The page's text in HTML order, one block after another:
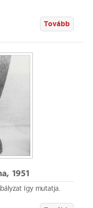
Tovább
1951
így mutatja.